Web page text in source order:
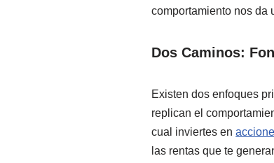
comportamiento nos da
Dos Caminos:
Existen dos enfoques
replican el
cual inviertes en
las rentas que te